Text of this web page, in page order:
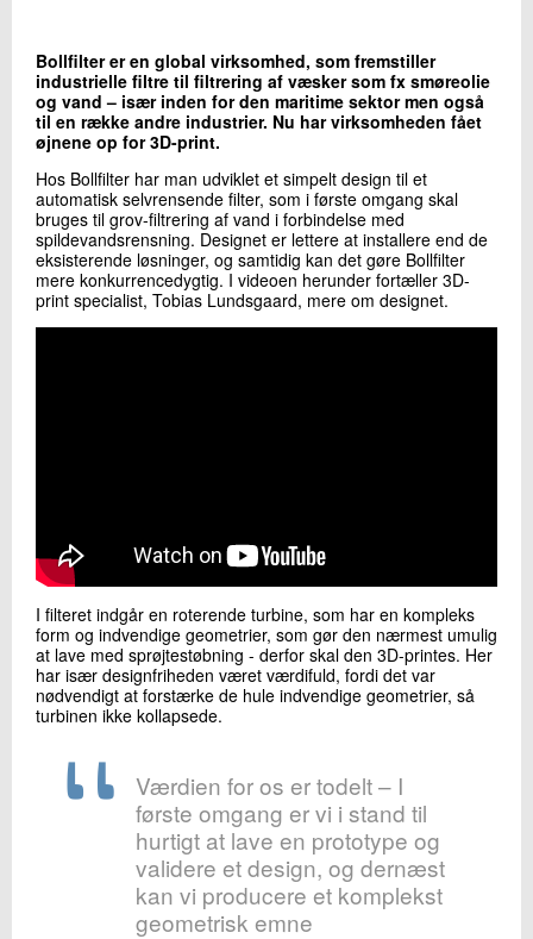
LinkedIn
Skriv til mig
Bollfilter er en global virksomhed, som fremstiller
industrielle filtre til filtrering af væsker som fx smøreolie
og vand – især inden for den maritime sektor men også
til en række andre industrier. Nu har virksomheden fået
øjnene op for 3D-print.
Hos Bollfilter har man udviklet et simpelt design til et
automatisk selvrensende filter, som i første omgang skal
bruges til grov-filtrering af vand i forbindelse med
spildevandsrensning. Designet er lettere at installere end de
eksisterende løsninger, og samtidig kan det gøre Bollfilter
mere konkurrencedygtig. I videoen herunder fortæller 3D-
print specialist, Tobias Lundsgaard, mere om designet.
I filteret indgår en roterende turbine, som har en kompleks
form og indvendige geometrier, som gør den nærmest umulig
at lave med sprøjtestøbning - derfor skal den 3D-printes. Her
har især designfriheden været værdifuld, fordi det var
nødvendigt at forstærke de hule indvendige geometrier, så
turbinen ikke kollapsede.
Værdien for os er todelt – I
første omgang er vi i stand til
hurtigt at lave en prototype og
validere et design, og dernæst
kan vi producere et komplekst
geometrisk emne